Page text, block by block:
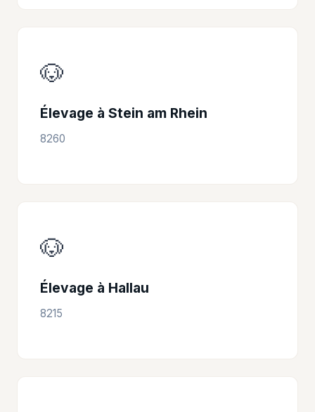
🐶
Élevage à Stein am Rhein
8260
🐶
Élevage à Hallau
8215